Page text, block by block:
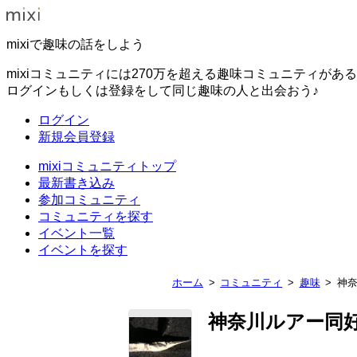
mixiで趣味の話をしよう
mixiコミュニティには270万を超える趣味コミュニティがある
ログインもしくは登録をして同じ趣味の人と出会おう♪
ログイン
新規会員登録
mixiコミュニティトップ
最新書き込み
参加コミュニティ
コミュニティを探す
イベント一覧
イベントを探す
ホーム コミュニティ 趣味 神
神奈川ルアー同